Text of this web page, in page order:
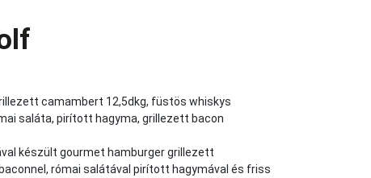
camambert 12,5dkg, füstös whiskys
saláta, pirított hagyma, grillezett bacon
készült gourmet hamburger grillezett
római salátával pirított hagymával és friss